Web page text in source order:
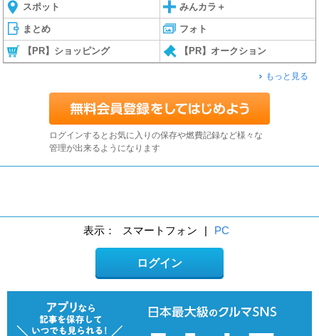
スポット みんカラ＋
まとめ フォト
【PR】ショッピング 【PR】オークション
もっと見る
ログインするとお気に入りの保存や燃費記録など様々な
管理が出来るようになります
表示： スマートフォン | PC
ログイン